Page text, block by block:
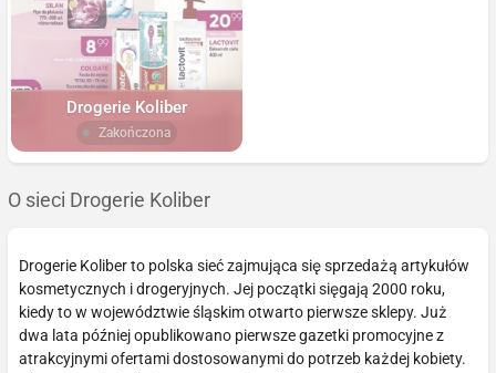
Drogerie Koliber
Zakończona
O sieci Drogerie Koliber
Drogerie Koliber to polska sieć zajmująca się sprzedażą artykułów
kosmetycznych i drogeryjnych. Jej początki sięgają 2000 roku,
kiedy to w województwie śląskim otwarto pierwsze sklepy. Już
dwa lata później opublikowano pierwsze gazetki promocyjne z
atrakcyjnymi ofertami dostosowanymi do potrzeb każdej kobiety.